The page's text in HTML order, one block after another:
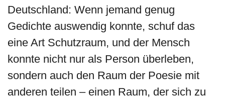
Deutschland: Wenn jemand genug
Gedichte auswendig konnte, schuf das
eine Art Schutzraum, und der Mensch
konnte nicht nur als Person überleben,
sondern auch den Raum der Poesie mit
anderen teilen – einen Raum, der sich zu